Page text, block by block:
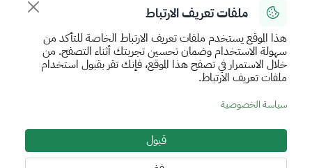
ملفات تعريف الارتباط
هذا الموقع يستخدم ملفات تعريف الارتباط الخاصة للتأكد من
سهولة الاستخدام وضمان تحسين تجربتك أثناء التصفح. من
خلال الاستمرار في تصفح هذا الموقع، فإنك تقر بقبول استخدام
ملفات تعريف الارتباط.
سياسة الخصوصية
قبول
أدوات الإتاحة وامكانية الوصول
سياسة الإستخدام الآمن
جميع الحقوق محفوظة للهيئة العامة للعقار © 2026
تم تطويره وتشغيله بواسطة الهيئة العامة للعقار